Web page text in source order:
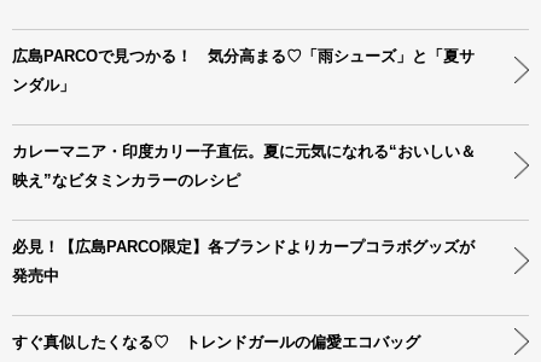
広島PARCOで見つかる！ 気分高まる♡「雨シューズ」と「夏サ
ンダル」
カレーマニア・印度カリー子直伝。夏に元気になれる“おいしい＆
映え”なビタミンカラーのレシピ
必見！【広島PARCO限定】各ブランドよりカープコラボグッズが
発売中
すぐ真似したくなる♡ トレンドガールの偏愛エコバッグ